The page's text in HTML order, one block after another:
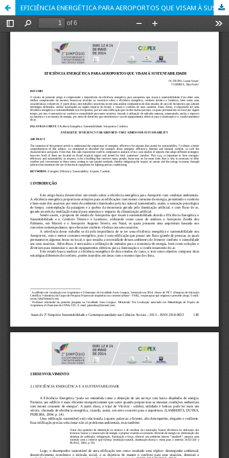
EFICIÊNCIA ENERGÉTICA PARA AEROPORTOS QUE VISAM À SUSTENTABILIDADE